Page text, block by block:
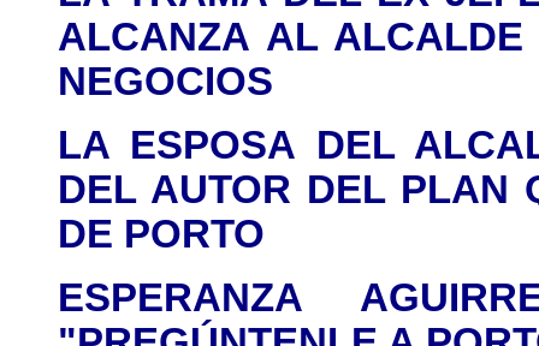
ALCANZA AL ALCALDE
NEGOCIOS
LA ESPOSA DEL
DEL AUTOR DEL PLAN
DE PORTO
ESPERANZA